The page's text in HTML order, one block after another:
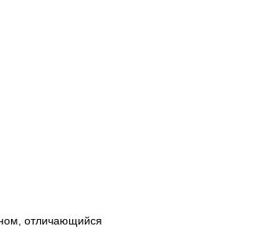
отличающийся